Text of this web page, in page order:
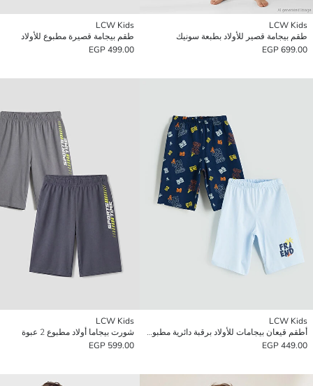
LCW Kids
طقم بيجامة قصير للأولاد بطبعة سونيك
699.00 EGP
LCW Kids
طقم بيجامة قصيرة مطبوع للأولاد
499.00 EGP
LCW Kids
أطقم قيعان بيجامات للأولاد برقبة دائرية مطبوعة - قطعتين
449.00 EGP
LCW Kids
شورت بيجاما أولاد مطبوع 2 عبوة
599.00 EGP